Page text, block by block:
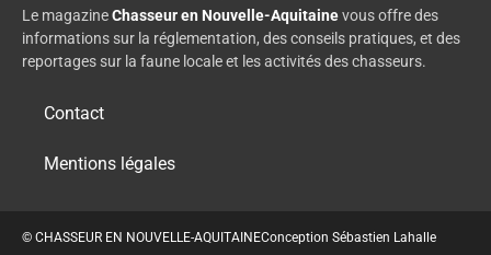
Le magazineChasseur en Nouvelle-Aquitainevous offre des
informations sur la réglementation, des conseils pratiques, et des
reportages sur la faune locale et les activités des chasseurs.
Contact
Mentions légales
© CHASSEUR EN NOUVELLE-AQUITAINEConception Sébastien Lahalle